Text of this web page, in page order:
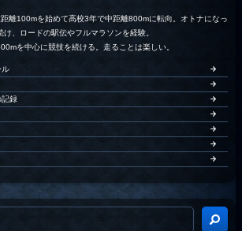
離100mを始めて高校3年で中距離800mに転向。オトナになっ
、ロードの駅伝やフルマラソンを経験。
を中心に競技を続ける。走ることは楽しい。
ル
記録